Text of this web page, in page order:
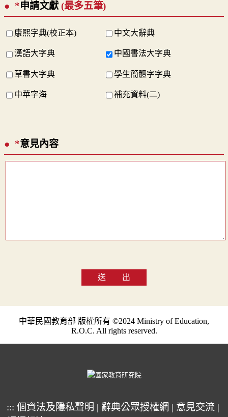
*申請文獻(最多五筆)
康熙字典(校正本) 中文大辭典
漢語大字典 中國書法大字典
草書大字典 學生簡體字字典
中華字海 補充資料(二)
*意見內容
送 出
中華民國教育部 版權所有 ©2024 Ministry of Education,
R.O.C. All rights reserved.
::: 個資法及隱私聲明 | 辭典公眾授權網 | 意見交流 |